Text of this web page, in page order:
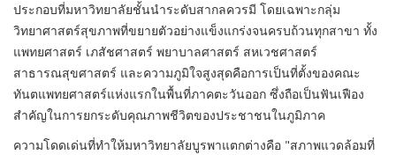
ประกอบที่มหาวิทยาลัยชั้นนำระดับสากลควรมี โดยเฉพาะกลุ่ม
วิทยาศาสตร์สุขภาพที่ขยายตัวอย่างแข็งแกร่งจนครบถ้วนทุกสาขา ทั้ง
แพทยศาสตร์ เภสัชศาสตร์ พยาบาลศาสตร์ สหเวชศาสตร์
สาธารณสุขศาสตร์ และความภูมิใจสูงสุดคือการเป็นที่ตั้งของคณะ
ทันตแพทยศาสตร์แห่งแรกในพื้นที่ภาคตะวันออก ซึ่งถือเป็นฟันเฟือง
สำคัญในการยกระดับคุณภาพชีวิตของประชาชนในภูมิภาค
ความโดดเด่นที่ทำให้มหาวิทยาลัยบูรพาแตกต่างคือ "สภาพแวดล้อมที่